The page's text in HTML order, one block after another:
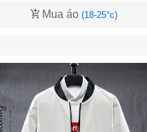
Mua áo (18-25°c)